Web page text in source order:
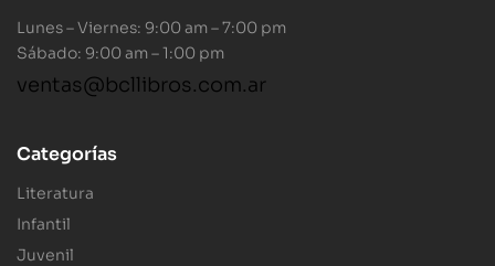
Lunes – Viernes: 9:00 am – 7:00 pm
Sábado: 9:00 am – 1:00 pm
ventas@bcllibros.com.ar
Categorías
Literatura
Infantil
Juvenil